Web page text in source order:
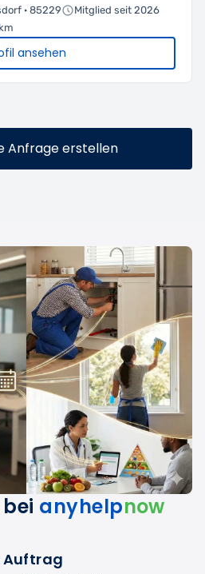
· 85229
Mitglied seit 2026
ansehen
Anfrage erstellen
anyhelpnow
Auftrag